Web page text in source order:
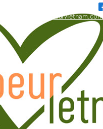
bonjour@aucoeurvietnam.com